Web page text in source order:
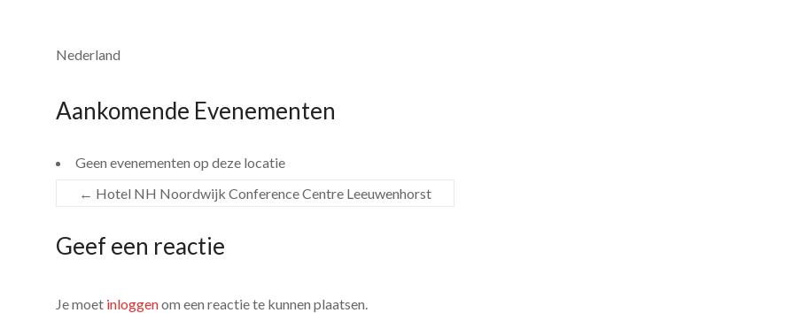
Nederland
Aankomende Evenementen
Geen evenementen op deze locatie
← Hotel NH Noordwijk Conference Centre Leeuwenhorst
Geef een reactie
Je moet inloggenom een reactie te kunnen plaatsen.